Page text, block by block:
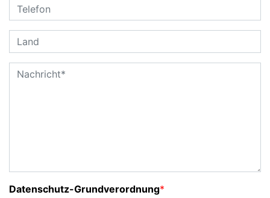
Datenschutz-Grundverordnung*